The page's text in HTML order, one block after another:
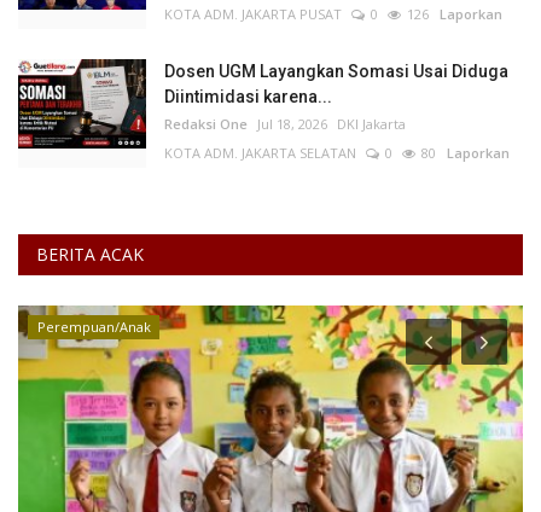
KOTA ADM. JAKARTA PUSAT
0 126 Laporkan
Dosen UGM Layangkan Somasi Usai Diduga
Diintimidasi karena...
Redaksi One Jul 18, 2026 DKI Jakarta
KOTA ADM. JAKARTA SELATAN
0 80 Laporkan
BERITA ACAK
Perempuan/Anak